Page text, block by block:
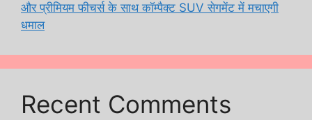
और प्रीमियम फीचर्स के साथ कॉम्पैक्ट SUV सेगमेंट में मचाएगी
धमाल
Recent Comments